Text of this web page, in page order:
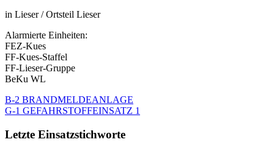
in Lieser / Ortsteil Lieser
Alarmierte Einheiten:
FEZ-Kues
FF-Kues-Staffel
FF-Lieser-Gruppe
BeKu WL
B-2 BRANDMELDEANLAGE
G-1 GEFAHRSTOFFEINSATZ 1
Letzte Einsatzstichworte